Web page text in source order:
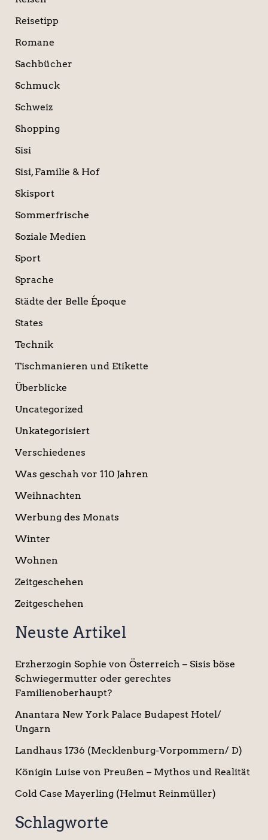
Reisetipp
Romane
Sachbücher
Schmuck
Schweiz
Shopping
Sisi
Sisi, Familie & Hof
Skisport
Sommerfrische
Soziale Medien
Sport
Sprache
Städte der Belle Époque
States
Technik
Tischmanieren und Etikette
Überblicke
Uncategorized
Unkategorisiert
Verschiedenes
Was geschah vor 110 Jahren
Weihnachten
Werbung des Monats
Winter
Wohnen
Zeitgeschehen
Zeitgeschehen
Neuste Artikel
Erzherzogin Sophie von Österreich – Sisis böse
Schwiegermutter oder gerechtes
Familienoberhaupt?
Anantara New York Palace Budapest Hotel/
Ungarn
Landhaus 1736 (Mecklenburg-Vorpommern/ D)
Königin Luise von Preußen – Mythos und Realität
Cold Case Mayerling (Helmut Reinmüller)
Schlagworte